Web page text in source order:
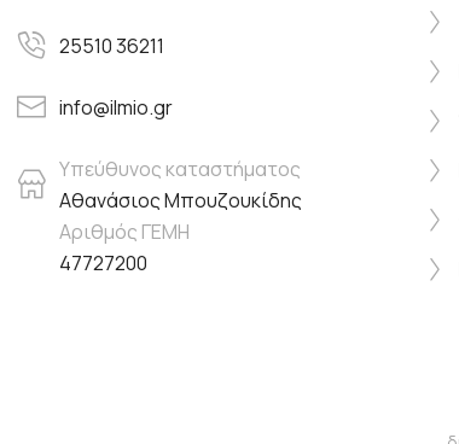
25510 36211
info@ilmio.gr
Υπεύθυνος καταστήματος
Αθανάσιος Μπουζουκίδης
Αριθμός ΓΕΜΗ
47727200